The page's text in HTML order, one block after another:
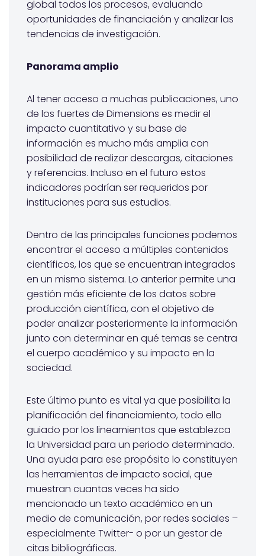
global todos los procesos, evaluando
oportunidades de financiación y analizar las
tendencias de investigación.
Panorama amplio
Al tener acceso a muchas publicaciones, uno
de los fuertes de Dimensions es medir el
impacto cuantitativo y su base de
información es mucho más amplia con
posibilidad de realizar descargas, citaciones
y referencias. Incluso en el futuro estos
indicadores podrían ser requeridos por
instituciones para sus estudios.
Dentro de las principales funciones podemos
encontrar el acceso a múltiples contenidos
científicos, los que se encuentran integrados
en un mismo sistema. Lo anterior permite una
gestión más eficiente de los datos sobre
producción científica, con el objetivo de
poder analizar posteriormente la información
junto con determinar en qué temas se centra
el cuerpo académico y su impacto en la
sociedad.
Este último punto es vital ya que posibilita la
planificación del financiamiento, todo ello
guiado por los lineamientos que establezca
la Universidad para un periodo determinado.
Una ayuda para ese propósito lo constituyen
las herramientas de impacto social, que
muestran cuantas veces ha sido
mencionado un texto académico en un
medio de comunicación, por redes sociales –
especialmente Twitter- o por un gestor de
citas bibliográficas.